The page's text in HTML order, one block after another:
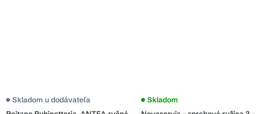
Skladom u dodávateľa Skladom